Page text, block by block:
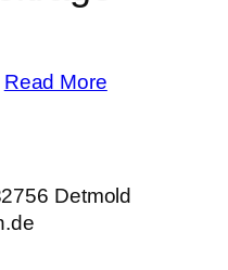
Read More
Detmold